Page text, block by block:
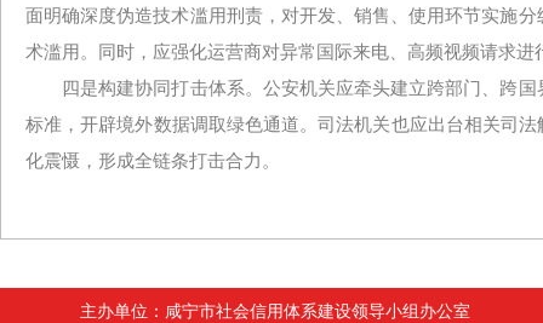
面明确深度伪造技术滥用刑责，对开发、销售、使用环节实施
术滥用。同时，应强化运营商对异常国际来电、高频视频请求
四是构建协同打击体系。公安机关应牵头建立跨部门、跨国
标准，开辟境外数据调取绿色通道。司法机关也应出台相关司
化震慑，形成全链条打击合力。
主办单位：咸宁市社会信用体系建设领导小组办公室